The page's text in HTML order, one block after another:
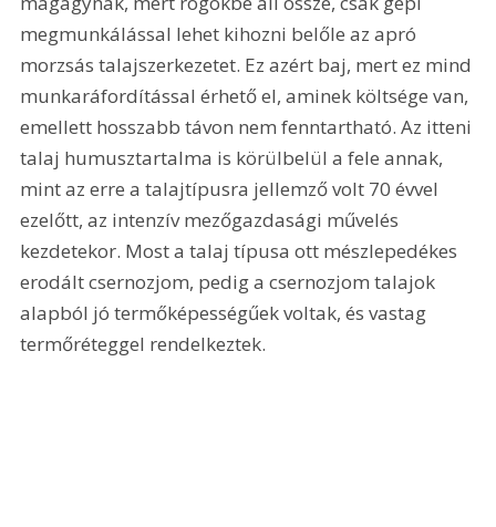
megmunkálással lehet kihozni belőle az apró
morzsás talajszerkezetet. Ez azért baj, mert ez mind
munkaráfordítással érhető el, aminek költsége van,
emellett hosszabb távon nem fenntartható. Az itteni
talaj humusztartalma is körülbelül a fele annak,
mint az erre a talajtípusra jellemző volt 70 évvel
ezelőtt, az intenzív mezőgazdasági művelés
kezdetekor. Most a talaj típusa ott mészlepedékes
erodált csernozjom, pedig a csernozjom talajok
alapból jó termőképességűek voltak, és vastag
termőréteggel rendelkeztek.